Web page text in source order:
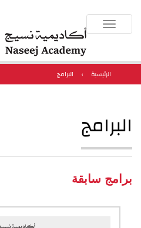
Toggle
navigation
الرئيسية › البرامج
البرامج
برامج سابقة